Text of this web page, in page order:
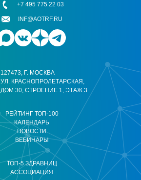
РЕЙТИНГ ТОП-100
КАЛЕНДАРЬ
НОВОСТИ
ВЕБИНАРЫ
ТОП-5 ЗДРАВНИЦ
АССОЦИАЦИЯ
127473, Г. МОСКВА
УЛ. КРАСНОПРОЛЕТАРСКАЯ,
ДОМ 30, СТРОЕНИЕ 1, ЭТАЖ 3
+7 495 775 22 03
INF@AOTRF.RU